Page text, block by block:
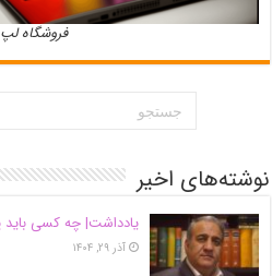
فروشگاه
نوشته‌های اخیر
یادداشت| ‌چه کسی باید
آذر ۲۹, ۱۴۰۴